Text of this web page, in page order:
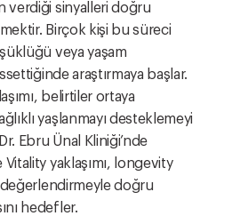
verdiği sinyalleri doğru
Birçok kişi bu süreci
veya yaşam
araştırmaya başlar.
belirtiler ortaya
yaşlanmayı desteklemeyi
Ebru Ünal Kliniği’nde
yaklaşımı, longevity
doğru
hedefler.